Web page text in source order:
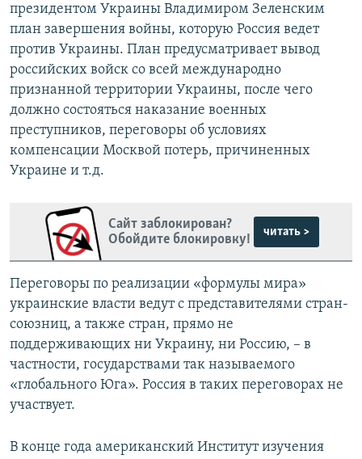
президентом Украины Владимиром Зеленским
план завершения войны, которую Россия ведет
против Украины. План предусматривает вывод
российских войск со всей международно
признанной территории Украины, после чего
должно состояться наказание военных
преступников, переговоры об условиях
компенсации Москвой потерь, причиненных
Украине и т.д.
Сайт заблокирован?
Обойдите блокировку!
читать >
Переговоры по реализации «формулы мира»
украинские власти ведут с представителями стран-
союзниц, а также стран, прямо не
поддерживающих ни Украину, ни Россию, – в
частности, государствами так называемого
«глобального Юга». Россия в таких переговорах не
участвует.
В конце года американский Институт изучения